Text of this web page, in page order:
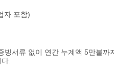
자 포함)
빙서류 없이 연간 누계액 5만불
.